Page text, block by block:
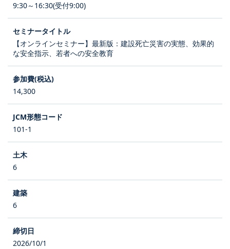
9:30～16:30(受付9:00)
【オンラインセミナー】最新版：建設死亡災害の実態、効果的
な安全指示、若者への安全教育
14,300
101-1
6
6
2026/10/1